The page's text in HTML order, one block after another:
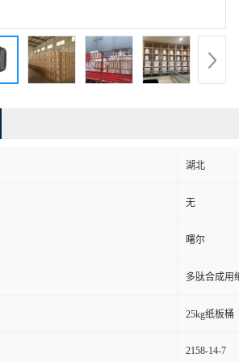
湖北
无
曙尔
多肽合成用
25kg纸板桶
2158-14-7